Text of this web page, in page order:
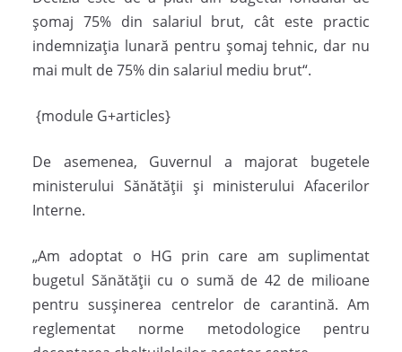
șomaj 75% din salariul brut, cât este practic
indemnizația lunară pentru șomaj tehnic, dar nu
mai mult de 75% din salariul mediu brut“.
{module G+articles}
De asemenea, Guvernul a majorat bugetele
ministerului Sănătății și ministerului Afacerilor
Interne.
„Am adoptat o HG prin care am suplimentat
bugetul Sănătății cu o sumă de 42 de milioane
pentru susșinerea centrelor de carantină. Am
reglementat norme metodologice pentru